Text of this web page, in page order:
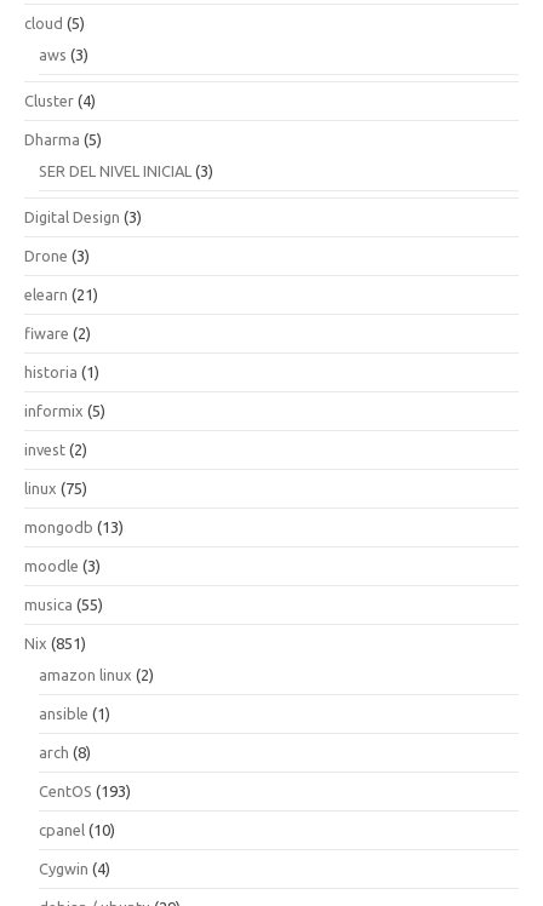
cloud (5)
aws (3)
Cluster (4)
Dharma (5)
SER DEL NIVEL INICIAL (3)
Digital Design (3)
Drone (3)
elearn (21)
fiware (2)
historia (1)
informix (5)
invest (2)
linux (75)
mongodb (13)
moodle (3)
musica (55)
Nix (851)
amazon linux (2)
ansible (1)
arch (8)
CentOS (193)
cpanel (10)
Cygwin (4)